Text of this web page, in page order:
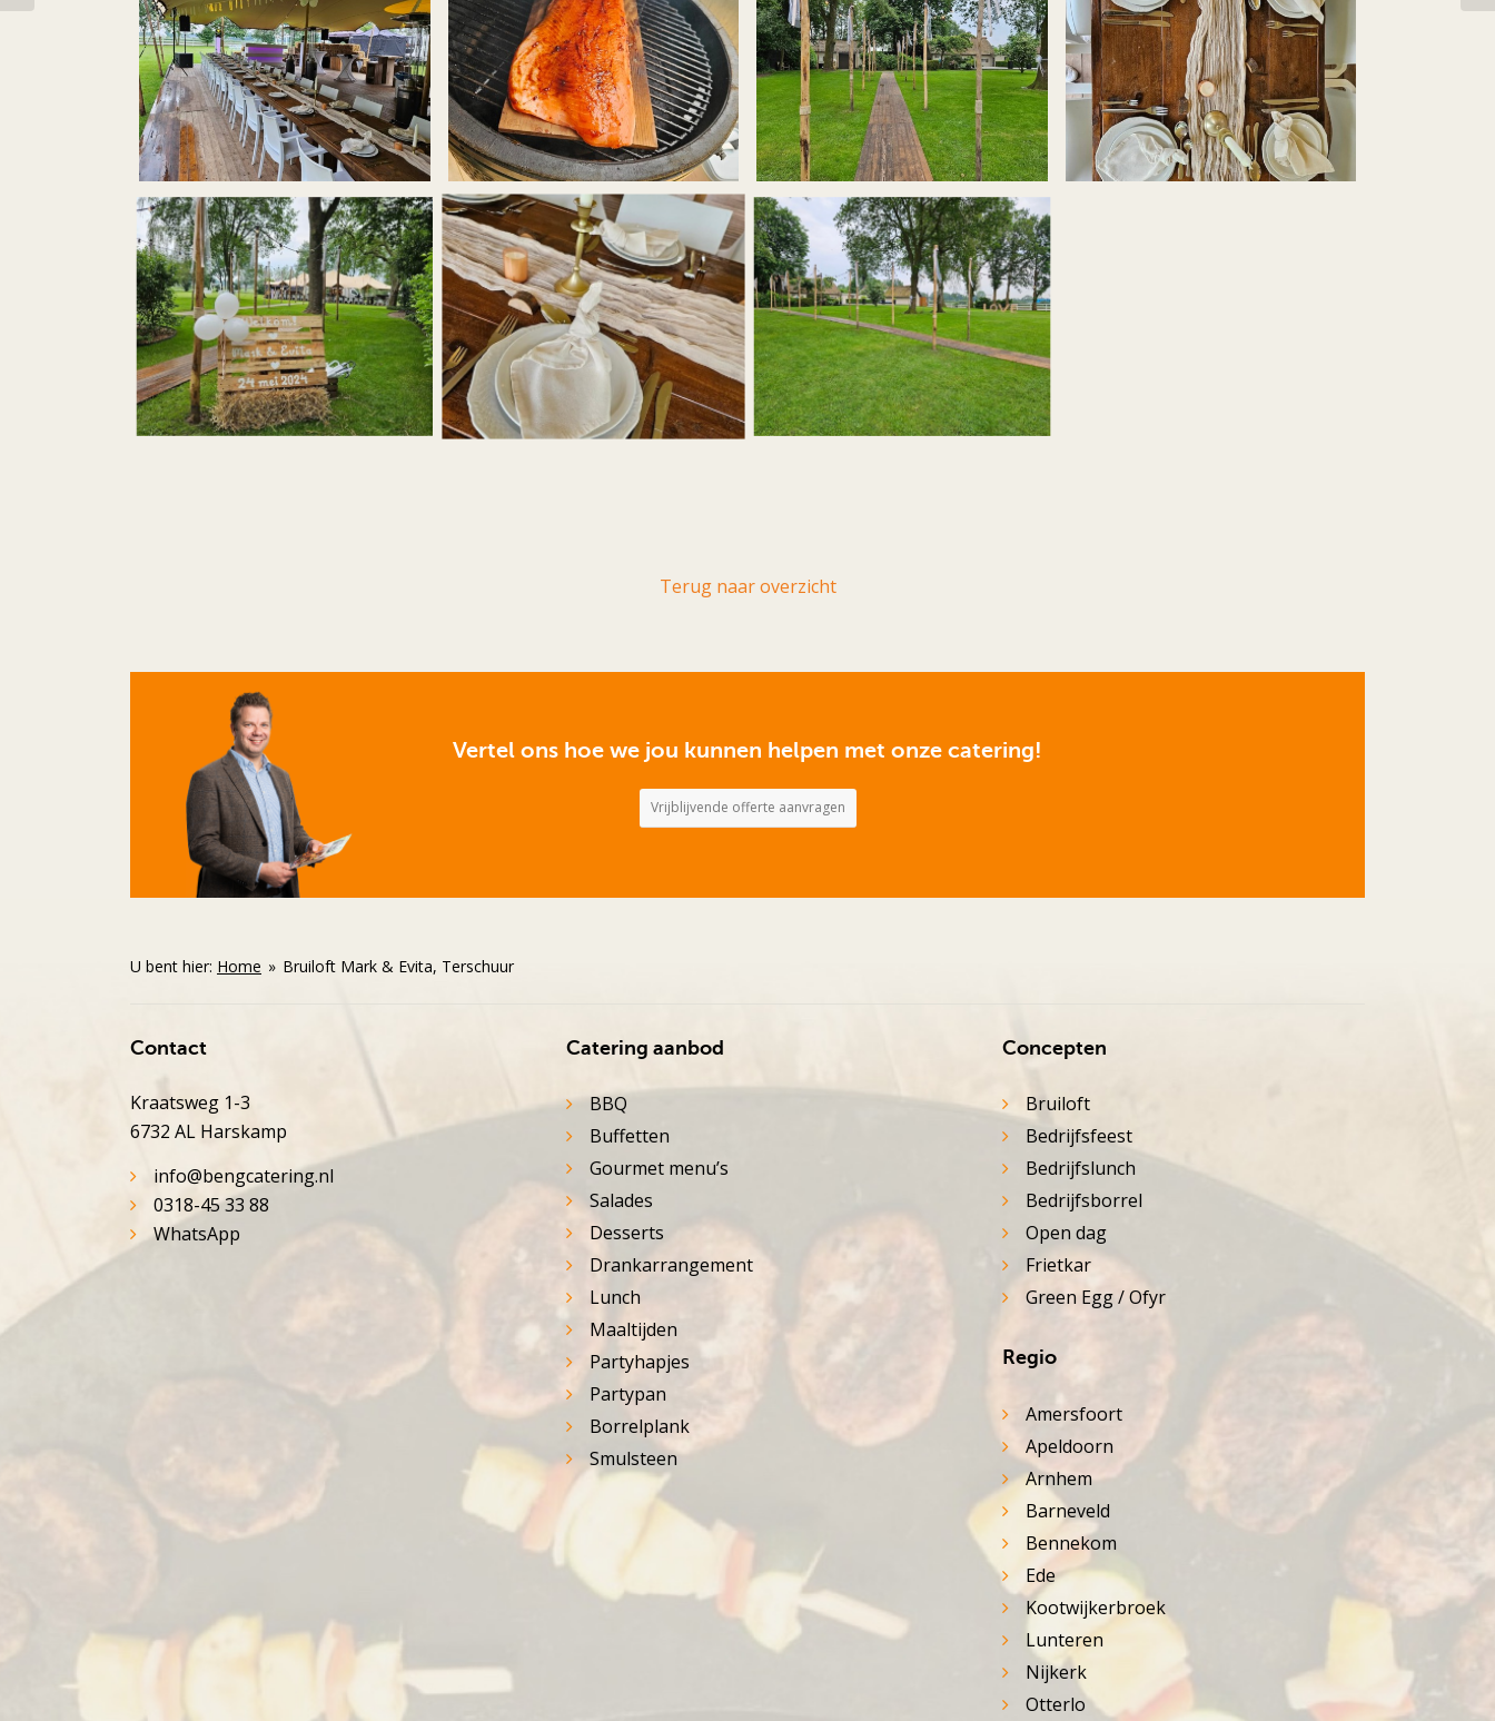
Terug naar overzicht
Vertel ons hoe we jou kunnen helpen met onze catering!
Vrijblijvende offerte aanvragen
U bent hier: Home » Bruiloft Mark & Evita, Terschuur
Contact
Kraatsweg 1-3
6732 AL Harskamp
info@bengcatering.nl
0318-45 33 88
WhatsApp
Catering aanbod
BBQ
Buffetten
Gourmet menu’s
Salades
Desserts
Drankarrangement
Lunch
Maaltijden
Partyhapjes
Partypan
Borrelplank
Smulsteen
Concepten
Bruiloft
Bedrijfsfeest
Bedrijfslunch
Bedrijfsborrel
Open dag
Frietkar
Green Egg / Ofyr
Regio
Amersfoort
Apeldoorn
Arnhem
Barneveld
Bennekom
Ede
Kootwijkerbroek
Lunteren
Nijkerk
Otterlo